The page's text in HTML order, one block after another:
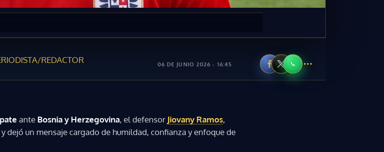
REDACTOR 06 DE JUNIO 2026 - 16:45
ante Bosnia y Herzegovina, el defensor Jiovany Ramos,
dejó un mensaje cargado de humildad, confianza y enfoque de